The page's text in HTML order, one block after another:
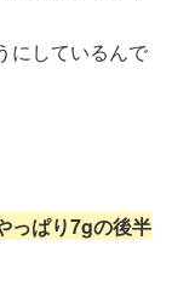
にしているんで
っぱり7gの後半